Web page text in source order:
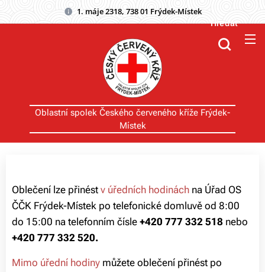
1. máje 2318, 738 01 Frýdek-Místek
Oblastní spolek Českého červeného kříže Frýdek-
Místek
Hledat
Oblečení lze přinést v úředních hodinách na Úřad OS
ČČK Frýdek-Místek po telefonické domluvě od 8:00
do 15:00 na telefonním čísle +420 777 332 518 nebo
+420 777 332 520.
Mimo úřední hodiny můžete oblečení přinést po